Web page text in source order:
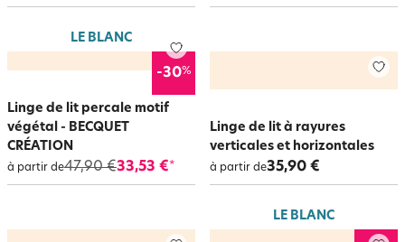
LE BLANC
-30%
Linge de lit percale motif
végétal - BECQUET
CRÉATION
à partir de47,90 €33,53 €*
Linge de lit à rayures
verticales et horizontales
à partir de35,90 €
LE BLANC